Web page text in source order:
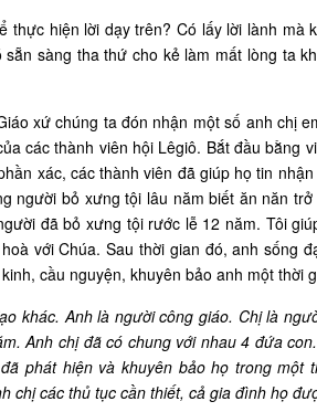
thực hiện lời dạy trên? Có lấy lời lành
sẵn sàng tha thứ cho kẻ làm mất lòng ta
xứ chúng ta đón nhận một số anh chị
các thành viên hội Lêgiô. Bắt đầu
xác, các thành viên đã giúp họ tin
người bỏ xưng tội lâu năm biết ăn năn
đã bỏ xưng tội rước lễ 12 năm. Tôi
với Chúa. Sau thời gian đó, anh sống
cầu nguyện, khuyên bảo anh một thời
khác. Anh là người công giáo. Chị là
Anh chị đã có chung với nhau 4 đứa
phát hiện và khuyên bảo họ trong
chị các thủ tục cần thiết, cả gia đình họ